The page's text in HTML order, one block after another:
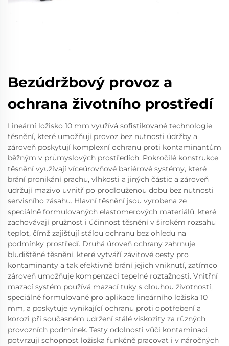
Bezúdržbový provoz a
ochrana životního prostředí
Lineární ložisko 10 mm využívá sofistikované technologie
těsnění, které umožňují provoz bez nutnosti údržby a
zároveň poskytují komplexní ochranu proti kontaminantům
běžným v průmyslových prostředích. Pokročilé konstrukce
těsnění využívají víceúrovňové bariérové systémy, které
brání pronikání prachu, vlhkosti a jiných částic a zároveň
udržují mazivo uvnitř po prodlouženou dobu bez nutnosti
servisního zásahu. Hlavní těsnění jsou vyrobena ze
speciálně formulovaných elastomerových materiálů, které
zachovávají pružnost i účinnost těsnění v širokém rozsahu
teplot, čímž zajišťují stálou ochranu bez ohledu na
podmínky prostředí. Druhá úroveň ochrany zahrnuje
bludištěné těsnění, které vytváří závitové cesty pro
kontaminanty a tak efektivně brání jejich vniknutí, zatímco
zároveň umožňuje kompenzaci tepelné roztažnosti. Vnitřní
mazací systém používá mazací tuky s dlouhou životností,
speciálně formulované pro aplikace lineárního ložiska 10
mm, a poskytuje vynikající ochranu proti opotřebení a
korozi při současném udržení stálé viskozity za různých
provozních podmínek. Testy odolnosti vůči kontaminaci
potvrzují schopnost ložiska funkčně pracovat i v náročných